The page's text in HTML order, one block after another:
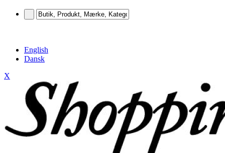
English
Dansk
X